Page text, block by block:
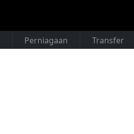
Perniagaan Transfer